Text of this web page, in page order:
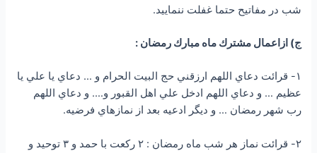
شب در مفاتيح حتما غفلت ننماييد.
ج) ازاعمال مشترك ماه مبارك رمضان :
۱- قرائت دعاي اللهم ارزقني حج البيت الحرام و … دعاي يا علي يا
عظيم … و دعاي اللهم ادخل علي اهل القبور و…. و دعاي اللهم
رب شهر رمضان … و ديگر ادعيه بعد از نمازهاي فرضيه.
۲- قرائت نماز هر شب ماه رمضان : ۲ ركعت با حمد و ۳ توحيد و